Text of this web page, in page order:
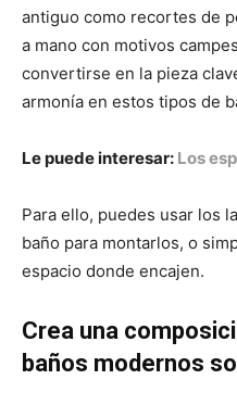
antiguo como recortes de
a mano con motivos
convertirse en la pieza
armonía en estos tipos de
Le puede interesar: Los
Para ello, puedes usar los
baño para montarlos, o
espacio donde encajen.
Crea una
baños modernos